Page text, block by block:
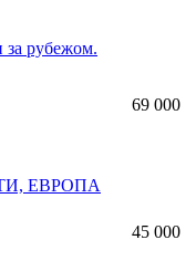
за рубежом.
69 000
ЕВРОПА
45 000